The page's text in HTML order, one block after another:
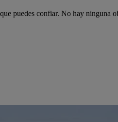
puedes confiar. No hay ninguna